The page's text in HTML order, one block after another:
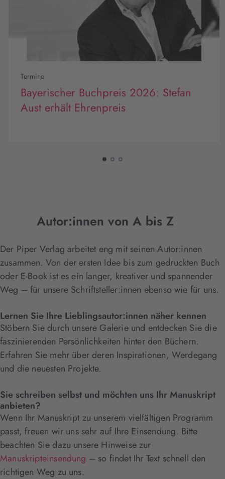
Termine
Bayerischer Buchpreis 2026: Stefan
Aust erhält Ehrenpreis
Autor:innen von A bis Z
Der Piper Verlag arbeitet eng mit seinen Autor:innen
zusammen. Von der ersten Idee bis zum gedruckten Buch
oder E-Book ist es ein langer, kreativer und spannender
Weg – für unsere Schriftsteller:innen ebenso wie für uns.
Lernen Sie Ihre Lieblingsautor:innen näher kennen
Stöbern Sie durch unsere Galerie und entdecken Sie die
faszinierenden Persönlichkeiten hinter den Büchern.
Erfahren Sie mehr über deren Inspirationen, Werdegang
und die neuesten Projekte.
Sie schreiben selbst und möchten uns Ihr Manuskript
anbieten?
Wenn Ihr Manuskript zu unserem vielfältigen Programm
passt, freuen wir uns sehr auf Ihre Einsendung. Bitte
beachten Sie dazu unsere Hinweise zur
Manuskripteinsendung – so findet Ihr Text schnell den
richtigen Weg zu uns.